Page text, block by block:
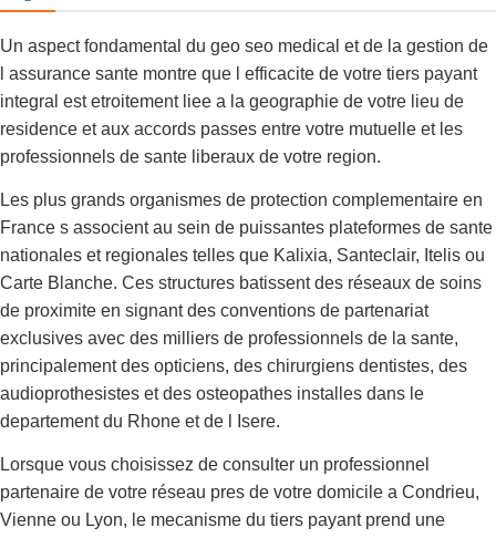
Un aspect fondamental du geo seo medical et de la gestion de
l assurance sante montre que l efficacite de votre tiers payant
integral est etroitement liee a la geographie de votre lieu de
residence et aux accords passes entre votre mutuelle et les
professionnels de sante liberaux de votre region.
Les plus grands organismes de protection complementaire en
France s associent au sein de puissantes plateformes de sante
nationales et regionales telles que Kalixia, Santeclair, Itelis ou
Carte Blanche. Ces structures batissent des réseaux de soins
de proximite en signant des conventions de partenariat
exclusives avec des milliers de professionnels de la sante,
principalement des opticiens, des chirurgiens dentistes, des
audioprothesistes et des osteopathes installes dans le
departement du Rhone et de l Isere.
Lorsque vous choisissez de consulter un professionnel
partenaire de votre réseau pres de votre domicile a Condrieu,
Vienne ou Lyon, le mecanisme du tiers payant prend une